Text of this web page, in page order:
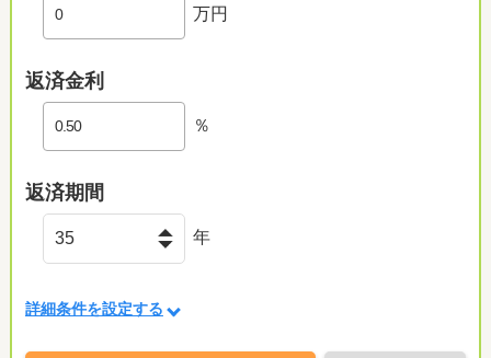
万円
返済金利
％
返済期間
年
詳細条件を設定する